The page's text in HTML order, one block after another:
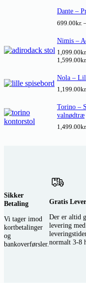
Dante –
699.00kr.
Nimis –
1,099.00kr.
1,599.00kr.
Nola –
1,199.00kr.
Torino –
valnødtræ
1,499.00
Sikker
Betaling
Vi tager imod
kortbetalinger
og
bankoverførsler.
Gratis
Der er altid
levering
normalt 3-8